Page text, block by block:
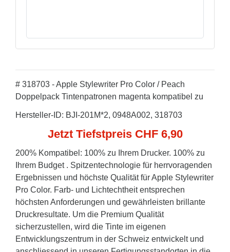
# 318703 - Apple Stylewriter Pro Color / Peach
Doppelpack Tintenpatronen magenta kompatibel zu
Hersteller-ID: BJI-201M*2, 0948A002, 318703
Jetzt Tiefstpreis CHF 6,90
200% Kompatibel: 100% zu Ihrem Drucker. 100% zu
Ihrem Budget . Spitzentechnologie für herrvoragenden
Ergebnissen und höchste Qualität für Apple Stylewriter
Pro Color. Farb- und Lichtechtheit entsprechen
höchsten Anforderungen und gewährleisten brillante
Druckresultate. Um die Premium Qualität
sicherzustellen, wird die Tinte im eigenen
Entwicklungszentrum in der Schweiz entwickelt und